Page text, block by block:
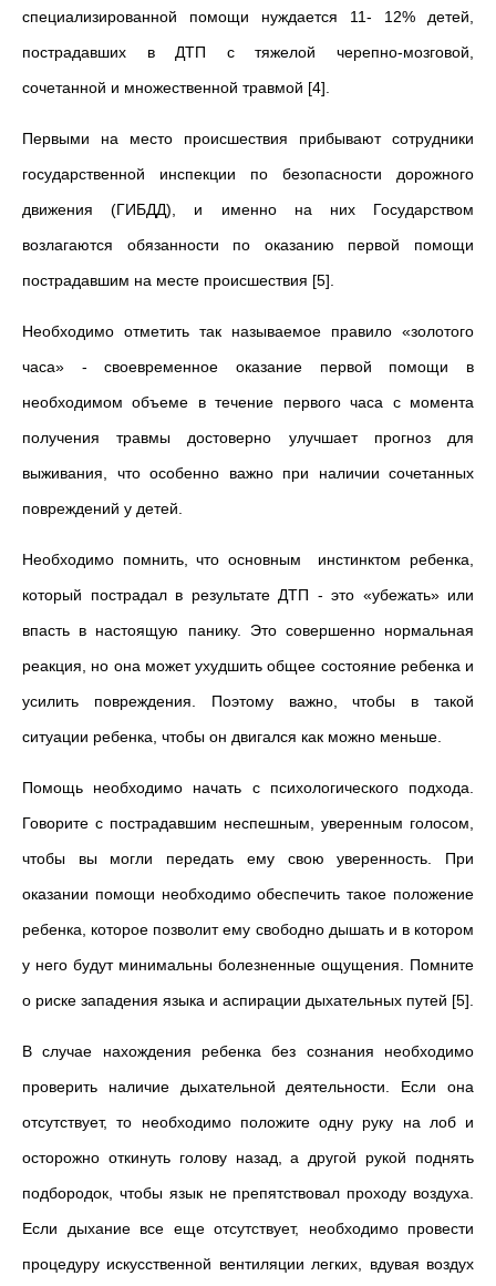
специализированной помощи нуждается 11- 12% детей,
пострадавших в ДТП с тяжелой черепно-мозговой,
сочетанной и множественной травмой [4].
Первыми на место происшествия прибывают сотрудники
государственной инспекции по безопасности дорожного
движения (ГИБДД), и именно на них Государством
возлагаются обязанности по оказанию первой помощи
пострадавшим на месте происшествия [5].
Необходимо отметить так называемое правило «золотого
часа» - своевременное оказание первой помощи в
необходимом объеме в течение первого часа с момента
получения травмы достоверно улучшает прогноз для
выживания, что особенно важно при наличии сочетанных
повреждений у детей.
Необходимо помнить, что основным инстинктом ребенка,
который пострадал в результате ДТП - это «убежать» или
впасть в настоящую панику. Это совершенно нормальная
реакция, но она может ухудшить общее состояние ребенка и
усилить повреждения. Поэтому важно, чтобы в такой
ситуации ребенка, чтобы он двигался как можно меньше.
Помощь необходимо начать с психологического подхода.
Говорите с пострадавшим неспешным, уверенным голосом,
чтобы вы могли передать ему свою уверенность. При
оказании помощи необходимо обеспечить такое положение
ребенка, которое позволит ему свободно дышать и в котором
у него будут минимальны болезненные ощущения. Помните
о риске западения языка и аспирации дыхательных путей [5].
В случае нахождения ребенка без сознания необходимо
проверить наличие дыхательной деятельности. Если она
отсутствует, то необходимо положите одну руку на лоб и
осторожно откинуть голову назад, а другой рукой поднять
подбородок, чтобы язык не препятствовал проходу воздуха.
Если дыхание все еще отсутствует, необходимо провести
процедуру искусственной вентиляции легких, вдувая воздух